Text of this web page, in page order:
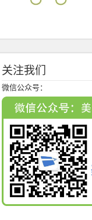
关注我们
微信公众号：